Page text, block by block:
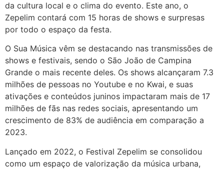
da cultura local e o clima do evento. Este ano, o
Zepelim contará com 15 horas de shows e surpresas
por todo o espaço da festa.
O Sua Música vêm se destacando nas transmissões de
shows e festivais, sendo o São João de Campina
Grande o mais recente deles. Os shows alcançaram 7.3
milhões de pessoas no Youtube e no Kwai, e suas
ativações e conteúdos juninos impactaram mais de 17
milhões de fãs nas redes sociais, apresentando um
crescimento de 83% de audiência em comparação a
2023.
Lançado em 2022, o Festival Zepelim se consolidou
como um espaço de valorização da música urbana,